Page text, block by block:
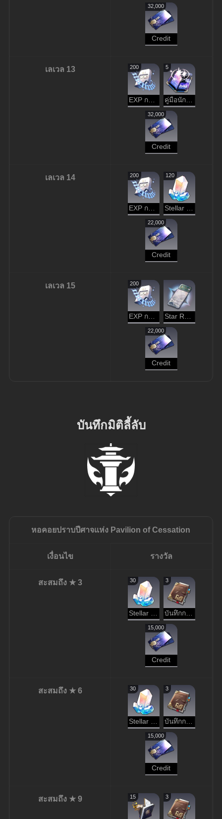
32,000
Credit
เลเวล 13 200
EXP การบุกเบิก
5
คู่มือนักเดินทาง
32,000
Credit
เลเวล 14 200
EXP การบุกเบิก
120
Stellar Jade
22,000
Credit
เลเวล 15 200
EXP การบุกเบิก Star Rail Pass
22,000
Credit
บันทึกมิติลี้ลับ
หอคอยปราบปีศาจแห่ง Pavilion of Cessation
เงื่อนไข รางวัล
สะสมถึง ★ 3 30
Stellar Jade
3
บันทึกการผจญภัย
15,000
Credit
สะสมถึง ★ 6 30
Stellar Jade
3
บันทึกการผจญภัย
15,000
Credit
สะสมถึง ★ 9 15 3